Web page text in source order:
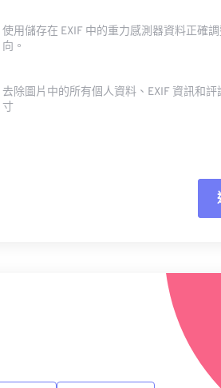
使用儲存在 EXIF 中的重力感測器資料正確
向。
去除圖片中的所有個人資料、EXIF 資訊和評
寸